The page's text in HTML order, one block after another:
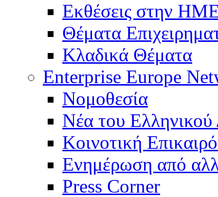
Εκθέσεις στην
Θέματα
Κλαδικά Θέματα
Enterprise Europe
Νομοθεσία
Νέα του Ελληνικού
Κοινοτική
Ενημέρωση από
Press Corner